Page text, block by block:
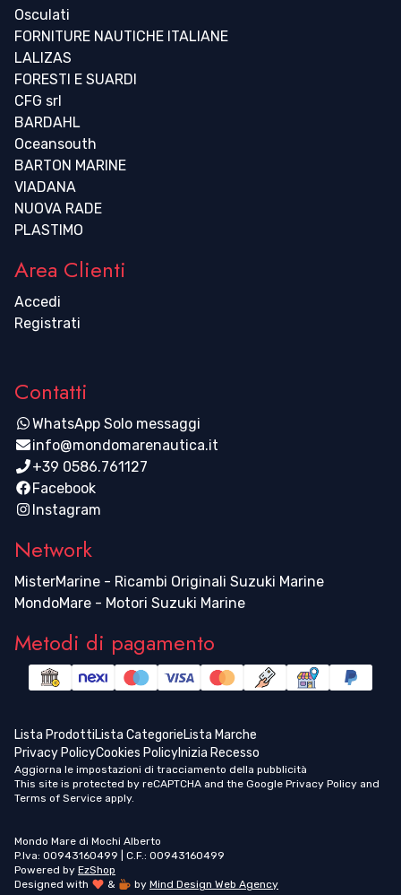
Osculati
FORNITURE NAUTICHE ITALIANE
LALIZAS
FORESTI E SUARDI
CFG srl
BARDAHL
Oceansouth
BARTON MARINE
VIADANA
NUOVA RADE
PLASTIMO
Area Clienti
Accedi
Registrati
Contatti
WhatsApp Solo messaggi
info@mondomarenautica.it
+39 0586.761127
Facebook
Instagram
Network
MisterMarine - Ricambi Originali Suzuki Marine
MondoMare - Motori Suzuki Marine
Metodi di pagamento
Lista ProdottiLista CategorieLista Marche
Privacy PolicyCookies PolicyInizia Recesso
Aggiorna le impostazioni di tracciamento della pubblicità
This site is protected by reCAPTCHA and the Google Privacy Policy and
Terms of Service apply.
Mondo Mare di Mochi Alberto
P.Iva: 00943160499 | C.F.: 00943160499
Powered by EzShop
Designed with
& by Mind Design Web Agency